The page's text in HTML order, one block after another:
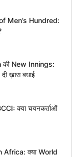
Men’s Hundred:
की New Innings:
ख़ास बधाई
क्या चयनकर्ताओं
Africa: क्या World